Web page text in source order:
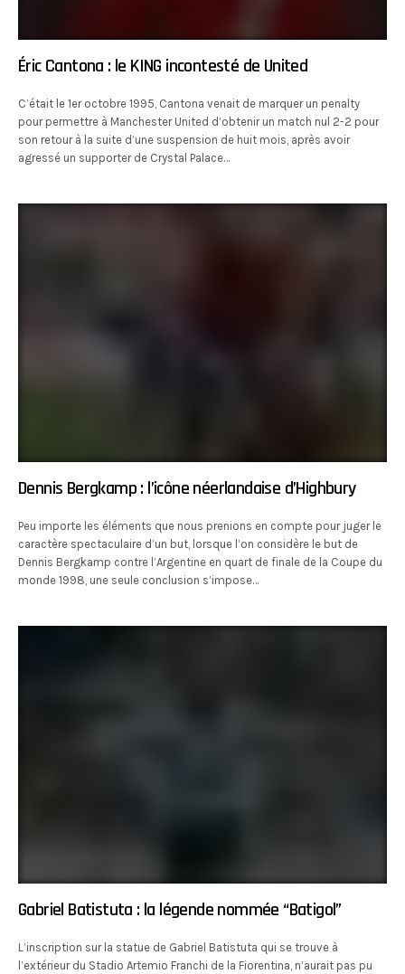
Éric Cantona : le KING incontesté de United
C’était le 1er octobre 1995, Cantona venait de marquer un penalty
pour permettre à Manchester United d’obtenir un match nul 2-2 pour
son retour à la suite d’une suspension de huit mois, après avoir
agressé un supporter de Crystal Palace…
Dennis Bergkamp : l’icône néerlandaise d’Highbury
Peu importe les éléments que nous prenions en compte pour juger le
caractère spectaculaire d’un but, lorsque l’on considère le but de
Dennis Bergkamp contre l’Argentine en quart de finale de la Coupe du
monde 1998, une seule conclusion s’impose…
Gabriel Batistuta : la légende nommée “Batigol”
L’inscription sur la statue de Gabriel Batistuta qui se trouve à
l’extérieur du Stadio Artemio Franchi de la Fiorentina, n’aurait pas pu